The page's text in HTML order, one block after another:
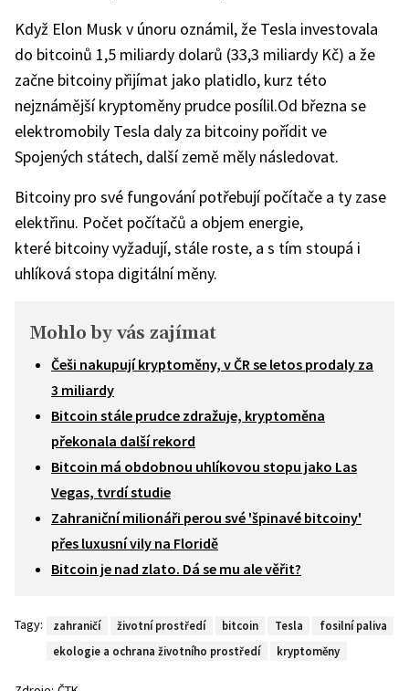
Když Elon Musk v únoru oznámil, že Tesla investovala
do bitcoinů 1,5 miliardy dolarů (33,3 miliardy Kč) a že
začne bitcoiny přijímat jako platidlo, kurz této
nejznámější kryptoměny prudce posílil.Od března se
elektromobily Tesla daly za bitcoiny pořídit ve
Spojených státech, další země měly následovat.
Bitcoiny pro své fungování potřebují počítače a ty zase
elektřinu. Počet počítačů a objem energie,
které bitcoiny vyžadují, stále roste, a s tím stoupá i
uhlíková stopa digitální měny.
Mohlo by vás zajímat
Češi nakupují kryptoměny, v ČR se letos prodaly za
3 miliardy
Bitcoin stále prudce zdražuje, kryptoměna
překonala další rekord
Bitcoin má obdobnou uhlíkovou stopu jako Las
Vegas, tvrdí studie
Zahraniční milionáři perou své 'špinavé bitcoiny'
přes luxusní vily na Floridě
Bitcoin je nad zlato. Dá se mu ale věřit?
Tagy: zahraničí životní prostředí bitcoin Tesla
fosilní paliva
ekologie a ochrana životního prostředí
kryptoměny